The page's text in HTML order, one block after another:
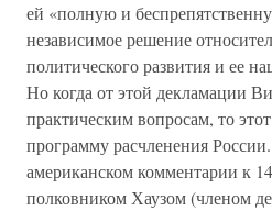
ей «полную и
независимое решение
политического развития и ее
Но когда от этой декламации
практическим вопросам, то
программу расчленения
американском комментарии к
полковником Хаузом (членом